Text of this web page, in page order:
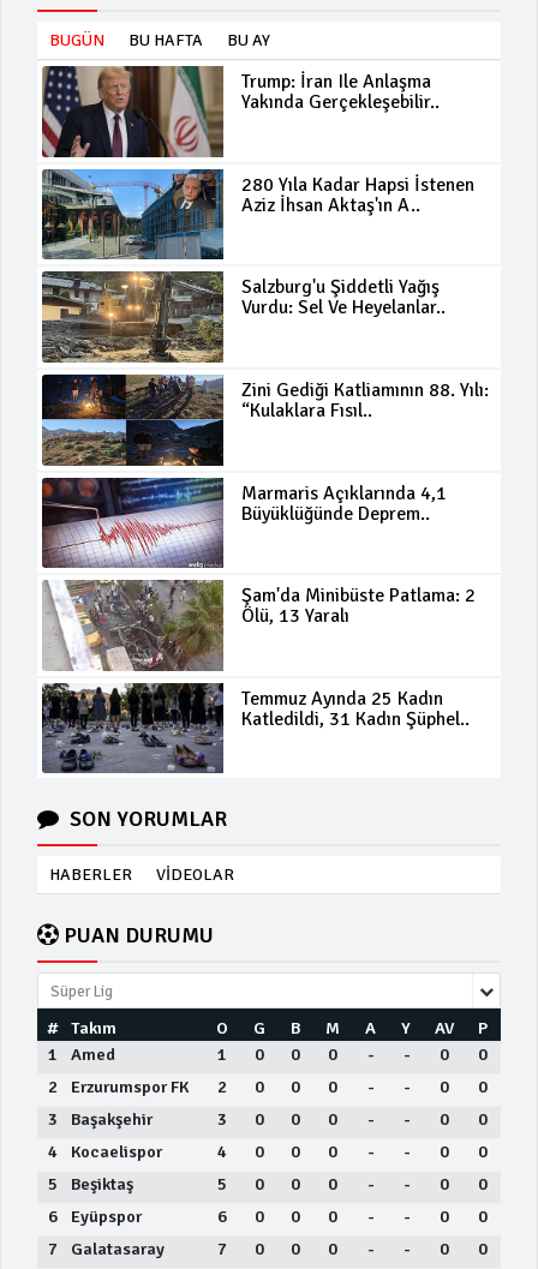
BUGÜN BU HAFTA BU AY
Trump: İran Ile Anlaşma
Yakında Gerçekleşebilir..
280 Yıla Kadar Hapsi İstenen
Aziz İhsan Aktaş'ın A..
Salzburg'u Şiddetli Yağış
Vurdu: Sel Ve Heyelanlar..
Zini Gediği Katliamının 88. Yılı:
“Kulaklara Fısıl..
Marmaris Açıklarında 4,1
Büyüklüğünde Deprem..
Şam'da Minibüste Patlama: 2
Ölü, 13 Yaralı
Temmuz Ayında 25 Kadın
Katledildi, 31 Kadın Şüphel..
SON YORUMLAR
HABERLER VİDEOLAR
PUAN DURUMU
Süper Lig
# Takım O G B M A Y AV
P
1
Amed 1 0 0 0 - - 0
0
2
Erzurumspor FK 2 0 0 0 - - 0
0
3
Başakşehir 3 0 0 0 - - 0
0
4
Kocaelispor 4 0 0 0 - - 0
0
5
Beşiktaş 5 0 0 0 - - 0
0
6
Eyüpspor 6 0 0 0 - - 0
0
7
Galatasaray 7 0 0 0 - - 0
0